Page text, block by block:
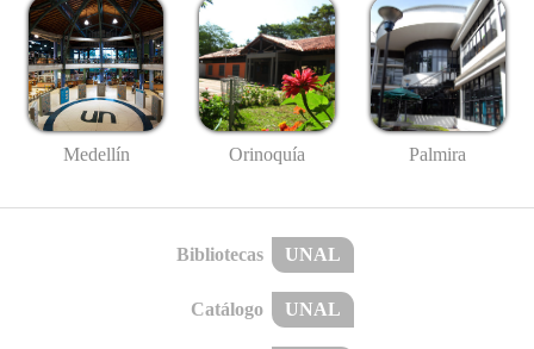
Medellín Orinoquía Palmira
Bibliotecas UNAL
Catálogo UNAL